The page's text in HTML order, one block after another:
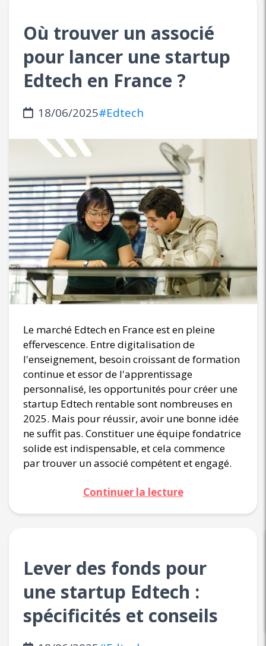
Où trouver un associé
pour lancer une startup
Edtech en France ?
18/06/2025#Edtech
Le marché Edtech en France est en pleine
effervescence. Entre digitalisation de
l'enseignement, besoin croissant de formation
continue et essor de l'apprentissage
personnalisé, les opportunités pour créer une
startup Edtech rentable sont nombreuses en
2025. Mais pour réussir, avoir une bonne idée
ne suffit pas. Constituer une équipe fondatrice
solide est indispensable, et cela commence
par trouver un associé compétent et engagé.
Continuer la lecture
Lever des fonds pour
une startup Edtech :
spécificités et conseils